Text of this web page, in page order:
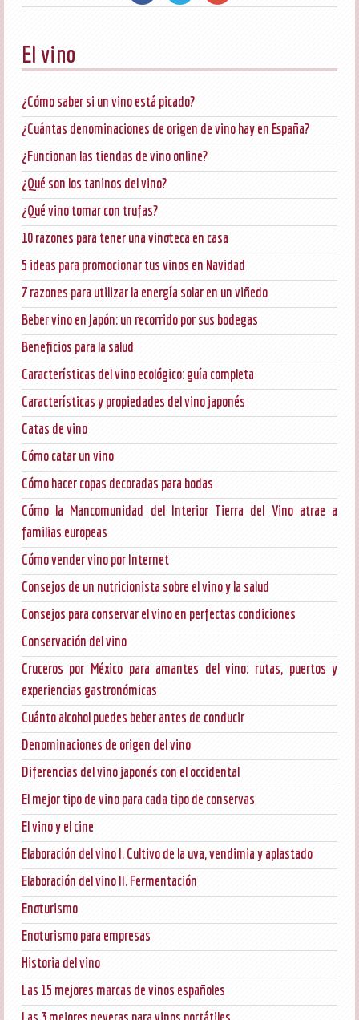
El vino
¿Cómo saber si un vino está picado?
¿Cuántas denominaciones de origen de vino hay en España?
¿Funcionan las tiendas de vino online?
¿Qué son los taninos del vino?
¿Qué vino tomar con trufas?
10 razones para tener una vinoteca en casa
5 ideas para promocionar tus vinos en Navidad
7 razones para utilizar la energía solar en un viñedo
Beber vino en Japón: un recorrido por sus bodegas
Beneficios para la salud
Características del vino ecológico: guía completa
Características y propiedades del vino japonés
Catas de vino
Cómo catar un vino
Cómo hacer copas decoradas para bodas
Cómo la Mancomunidad del Interior Tierra del Vino atrae a
familias europeas
Cómo vender vino por Internet
Consejos de un nutricionista sobre el vino y la salud
Consejos para conservar el vino en perfectas condiciones
Conservación del vino
Cruceros por México para amantes del vino: rutas, puertos y
experiencias gastronómicas
Cuánto alcohol puedes beber antes de conducir
Denominaciones de origen del vino
Diferencias del vino japonés con el occidental
El mejor tipo de vino para cada tipo de conservas
El vino y el cine
Elaboración del vino I. Cultivo de la uva, vendimia y aplastado
Elaboración del vino II. Fermentación
Enoturismo
Enoturismo para empresas
Historia del vino
Las 15 mejores marcas de vinos españoles